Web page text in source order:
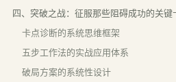
四、突破之战：征服那些阻碍成功的关键
卡点诊断的系统思维框架
五步工作法的实战应用体系
破局方案的系统性设计